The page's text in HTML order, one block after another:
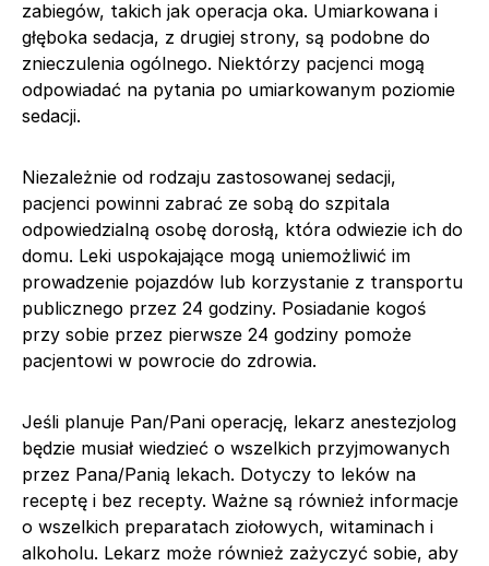
zabiegów, takich jak operacja oka. Umiarkowana i
głęboka sedacja, z drugiej strony, są podobne do
znieczulenia ogólnego. Niektórzy pacjenci mogą
odpowiadać na pytania po umiarkowanym poziomie
sedacji.
Niezależnie od rodzaju zastosowanej sedacji,
pacjenci powinni zabrać ze sobą do szpitala
odpowiedzialną osobę dorosłą, która odwiezie ich do
domu. Leki uspokajające mogą uniemożliwić im
prowadzenie pojazdów lub korzystanie z transportu
publicznego przez 24 godziny. Posiadanie kogoś
przy sobie przez pierwsze 24 godziny pomoże
pacjentowi w powrocie do zdrowia.
Jeśli planuje Pan/Pani operację, lekarz anestezjolog
będzie musiał wiedzieć o wszelkich przyjmowanych
przez Pana/Panią lekach. Dotyczy to leków na
receptę i bez recepty. Ważne są również informacje
o wszelkich preparatach ziołowych, witaminach i
alkoholu. Lekarz może również zażyczyć sobie, aby